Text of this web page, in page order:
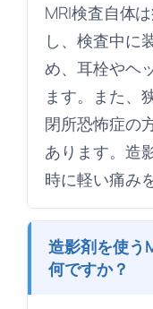
MRI検査自体
し、検査中に
め、耳栓やヘ
ます。また、
閉所恐怖症の
あります。造
時に軽い痛み
造影剤を使う
何ですか？